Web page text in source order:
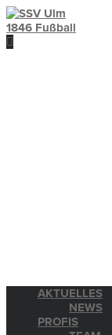
AKTUELLES
NEWS
PROFIS